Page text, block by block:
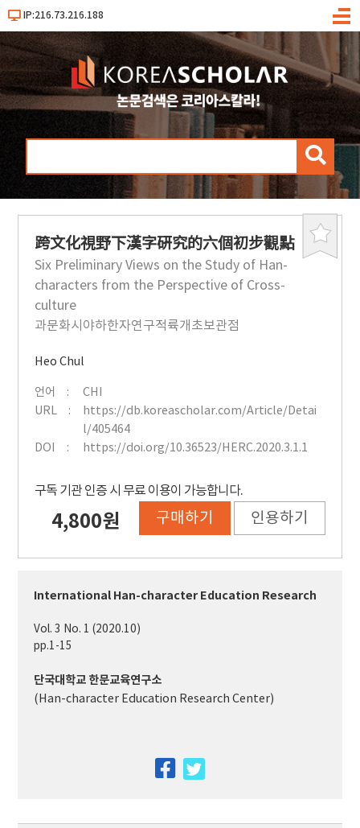
IP:216.73.216.188
메
검
북
跨文化視野下漢字硏究的六個初步觀點
Six Preliminary Views on the Study of Han-
characters from the Perspective of Cross-
culture
과문화시야하한자연구적륙개초보관점
Heo Chul
언어
CHI
URL
https://db.koreascholar.com/Article/Detai
l/405464
DOI
https://doi.org/10.36523/HERC.2020.3.1.1
구독 기관 인증 시 무료 이용이 가능합니다.
4,800원 구매하기 인용하기
International Han-character Education Research
Vol. 3 No. 1 (2020.10)
pp.1-15
단국대학교 한문교육연구소
(Han-character Education Research Center)
facebook